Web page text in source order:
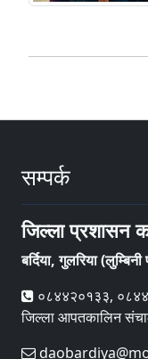
सम्पर्क
जिल्ला प्रशासन
बर्दिया, गुलरिया
०८४४२०१३३,
जिल्ला आपतकालिन